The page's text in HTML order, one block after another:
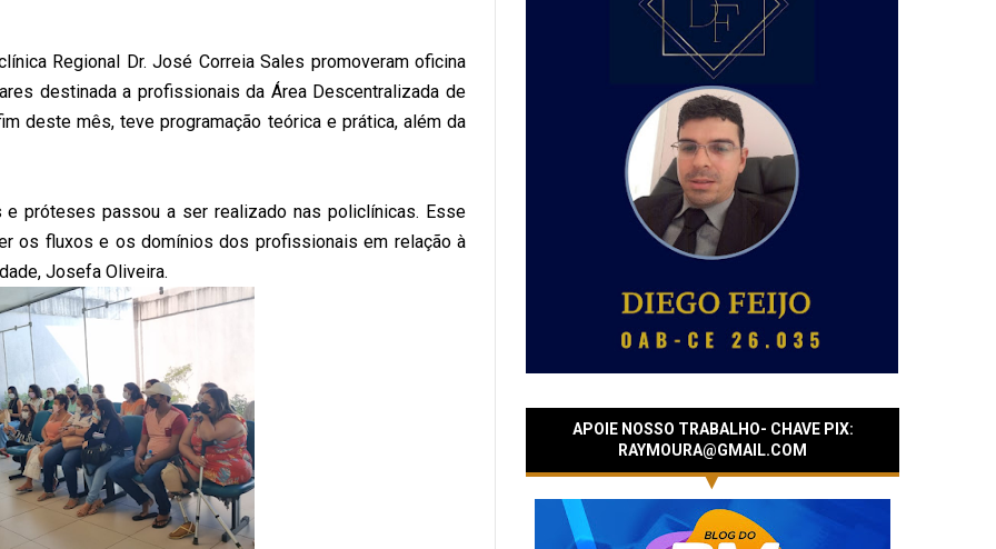
Regional Dr. José Correia Sales promoveram oficina
destinada a profissionais da Área Descentralizada de
deste mês, teve programação teórica e prática, além da
próteses passou a ser realizado nas policlínicas. Esse
os fluxos e os domínios dos profissionais em relação à
Josefa Oliveira.
APOIE NOSSO TRABALHO- CHAVE PIX:
RAYMOURA@GMAIL.COM